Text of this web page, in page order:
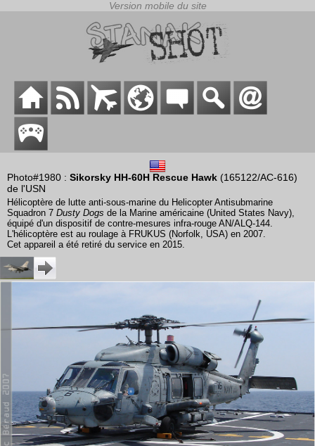
Photo#1980 : Sikorsky HH-60H Rescue Hawk (165122/AC-616)
de l'USN
Hélicoptère de lutte anti-sous-marine du Helicopter Antisubmarine
Squadron 7 Dusty Dogs de la Marine américaine (United States Navy),
équipé d'un dispositif de contre-mesures infra-rouge AN/ALQ-144.
L'hélicoptère est au roulage à FRUKUS (Norfolk, USA) en 2007.
Cet appareil a été retiré du service en 2015.